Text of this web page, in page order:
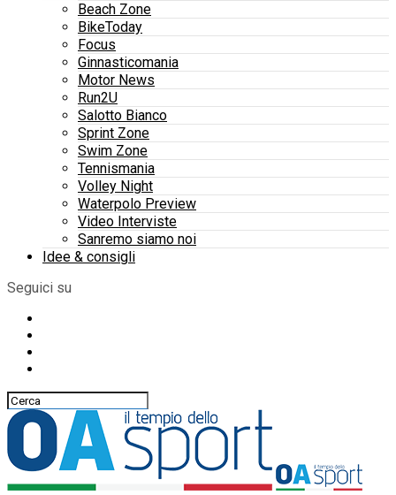
Beach Zone
BikeToday
Focus
Ginnasticomania
Motor News
Run2U
Salotto Bianco
Sprint Zone
Swim Zone
Tennismania
Volley Night
Waterpolo Preview
Video Interviste
Sanremo siamo noi
Idee & consigli
Seguici su